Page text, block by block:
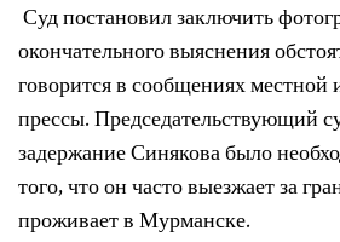
Суд постановил заключить
окончательного выяснения
говорится в сообщениях
прессы. Председательствующий
задержание Синякова было
того, что он часто выезжает за
проживает в Мурманске.